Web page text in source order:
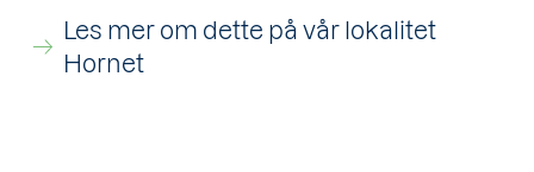
Les mer om dette på vår lokalitet
Hornet